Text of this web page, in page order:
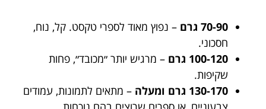
70-90 גרם
– נפוץ מאוד לספרי טקסט. קל, נוח,
חסכוני.
100-120 גרם
– מרגיש יותר ״מכובד״, פחות
שקיפות.
130-170 גרם ומעלה
– מתאים לתמונות, עמודים